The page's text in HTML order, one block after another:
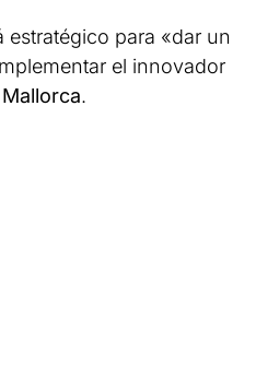
para «dar un
el innovador
.